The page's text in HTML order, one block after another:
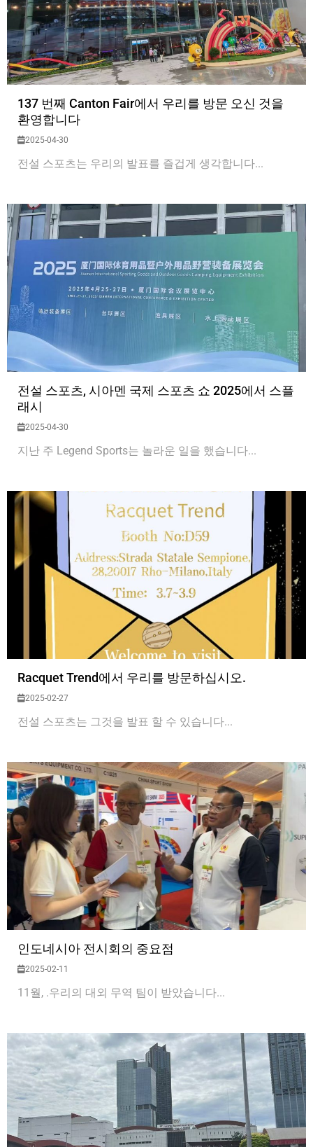
137 번째 Canton Fair에서 우리를 방문 오신 것을
환영합니다
2025-04-30
전설 스포츠는 우리의 발표를 즐겁게 생각합니다...
전설 스포츠, 시아멘 국제 스포츠 쇼 2025에서 스플
래시
2025-04-30
지난 주 Legend Sports는 놀라운 일을 했습니다...
Racquet Trend에서 우리를 방문하십시오.
2025-02-27
전설 스포츠는 그것을 발표 할 수 있습니다...
인도네시아 전시회의 중요점
2025-02-11
11월, .우리의 대외 무역 팀이 받았습니다...